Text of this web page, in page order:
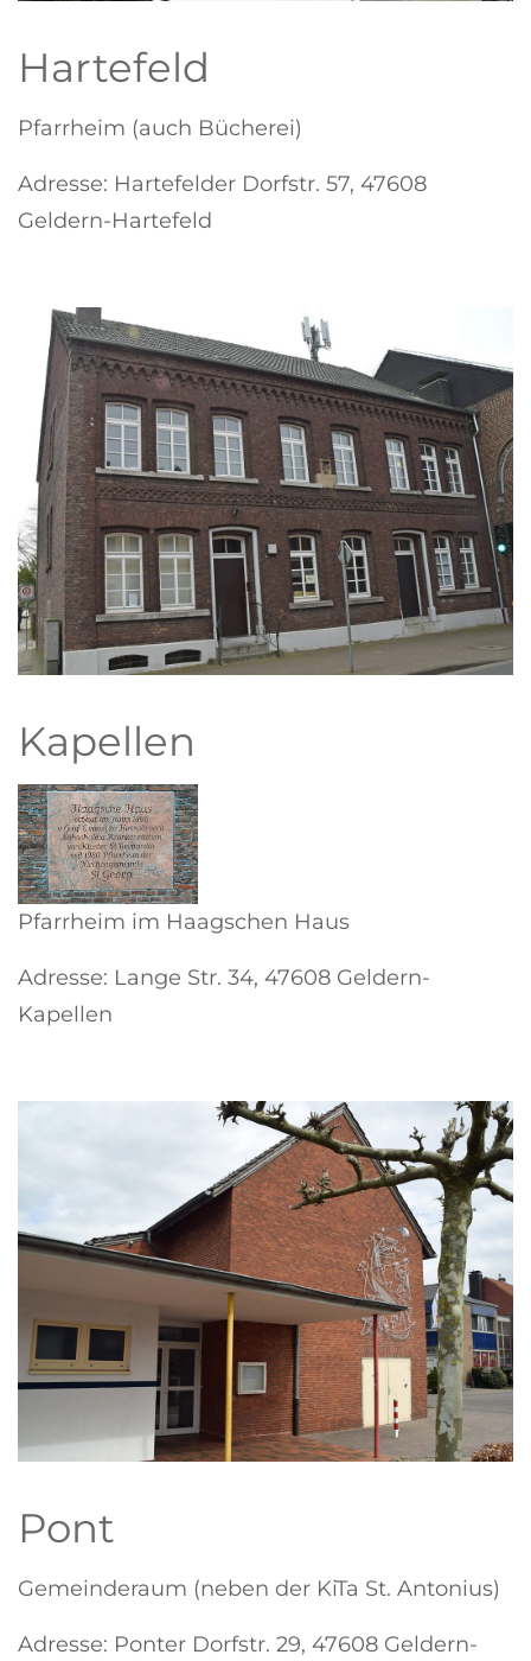
Hartefeld
Pfarrheim (auch Bücherei)
Adresse: Hartefelder Dorfstr. 57, 47608
Geldern-Hartefeld
Kapellen
Pfarrheim im Haagschen Haus
Adresse: Lange Str. 34, 47608 Geldern-
Kapellen
Pont
Gemeinderaum (neben der KiTa St. Antonius)
Adresse: Ponter Dorfstr. 29, 47608 Geldern-